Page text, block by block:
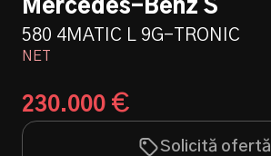
Mercedes-Benz S
580 4MATIC L 9G-TRONIC
NET
230.000 €
Solicită ofertă